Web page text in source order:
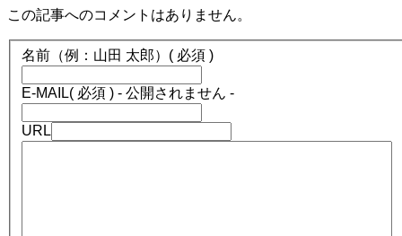
この記事へのコメントはありません。
名前（例：山田 太郎） ( 必須 )
E-MAIL( 必須 ) - 公開されません -
URL